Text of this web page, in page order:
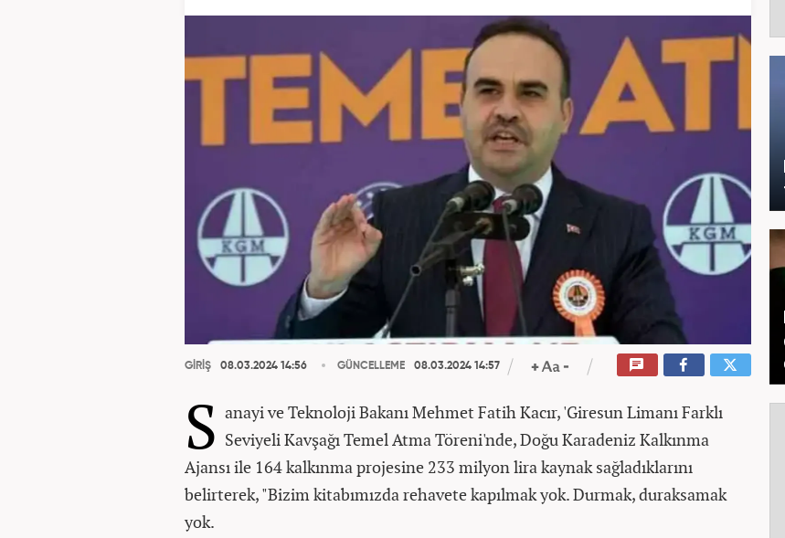
GİRİŞ 08.03.2024 14:56 GÜNCELLEME 08.03.2024 14:57
S anayi ve Teknoloji Bakanı Mehmet Fatih Kacır, 'Giresun Limanı Farklı
Seviyeli Kavşağı Temel Atma Töreni'nde, Doğu Karadeniz Kalkınma
Ajansı ile 164 kalkınma projesine 233 milyon lira kaynak sağladıklarını
belirterek, "Bizim kitabımızda rehavete kapılmak yok. Durmak, duraksamak
yok.